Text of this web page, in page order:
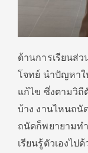
ด้านการเรียนส่
โจทย์ นำปัญหาใ
แก้ไข ซึ่งตามวิถี
บ้าง งานไหนถนั
ถนัดก็พยายามท
เรียนรู้ตัวเองไป